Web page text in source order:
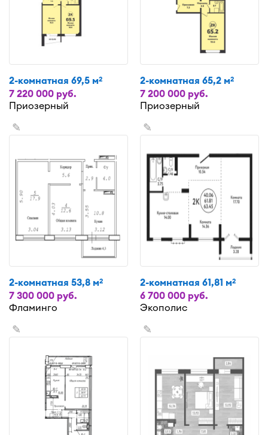
2-комнатная 69,5 м2
7 220 000 руб.
Приозерный
2-комнатная 65,2 м2
7 200 000 руб.
Приозерный
✎
2-комнатная 53,8 м2
7 300 000 руб.
Фламинго
✎
2-комнатная 61,81 м2
6 700 000 руб.
Экополис
✎ ✎